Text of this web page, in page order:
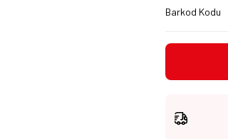
Barkod Kodu